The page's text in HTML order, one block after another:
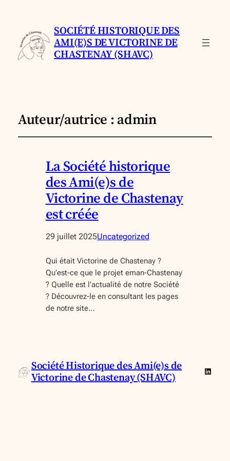
SOCIÉTÉ HISTORIQUE DES
AMI(E)S DE VICTORINE DE
CHASTENAY (SHAVC)
Auteur/autrice : admin
La Société historique
des Ami(e)s de
Victorine de Chastenay
est créée
29 juillet 2025Uncategorized
Qui était Victorine de Chastenay ?
Qu’est-ce que le projet eman-Chastenay
? Quelle est l’actualité de notre Société
? Découvrez-le en consultant les pages
de notre site…
Société Historique des Ami(e)s de
Victorine de Chastenay (SHAVC)